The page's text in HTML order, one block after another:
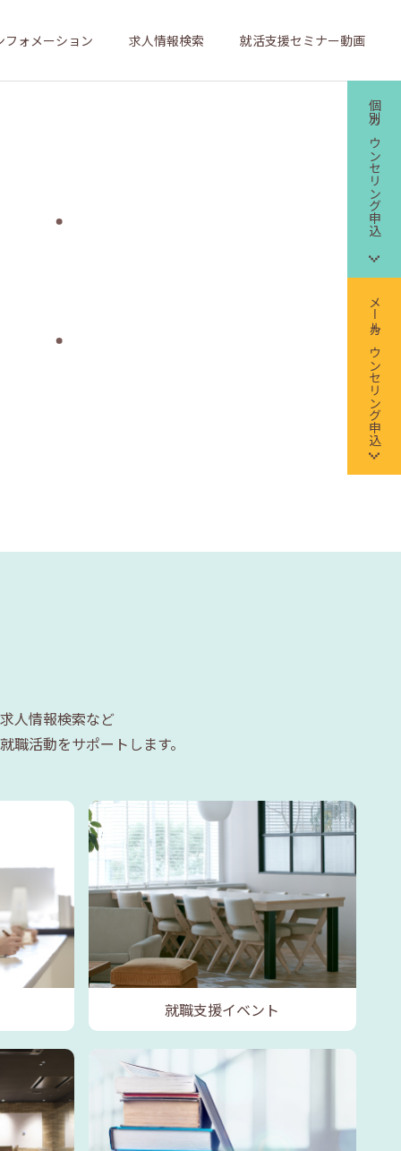
フォメーション 求人情報検索 就活支援セミナー動画
個別カウンセリング申込
メールカウンセリング申込
人情報検索など
活動をサポートします。
就職支援イベント